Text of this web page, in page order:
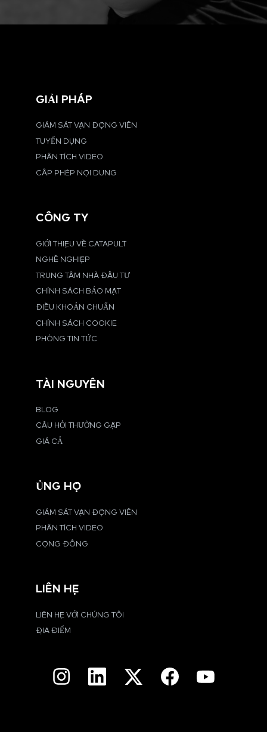
GIẢI PHÁP
GIÁM SÁT VẬN ĐỘNG VIÊN
TUYỂN DỤNG
PHÂN TÍCH VIDEO
CẤP PHÉP NỘI DUNG
CÔNG TY
GIỚI THIỆU VỀ CATAPULT
NGHỀ NGHIỆP
TRUNG TÂM NHÀ ĐẦU TƯ
CHÍNH SÁCH BẢO MẬT
ĐIỀU KHOẢN CHUẨN
CHÍNH SÁCH COOKIE
PHÒNG TIN TỨC
TÀI NGUYÊN
BLOG
CÂU HỎI THƯỜNG GẶP
GIÁ CẢ
ỦNG HỘ
GIÁM SÁT VẬN ĐỘNG VIÊN
PHÂN TÍCH VIDEO
CỘNG ĐỒNG
LIÊN HỆ
LIÊN HỆ VỚI CHÚNG TÔI
ĐỊA ĐIỂM